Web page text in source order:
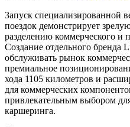
Запуск специализированной
поездок демонстрирует
разделению коммерческого и
Создание отдельного бренда
обслуживать рынок
премиальное
хода 1105 километров и
для коммерческих
привлекательным выбором
каршеринга.